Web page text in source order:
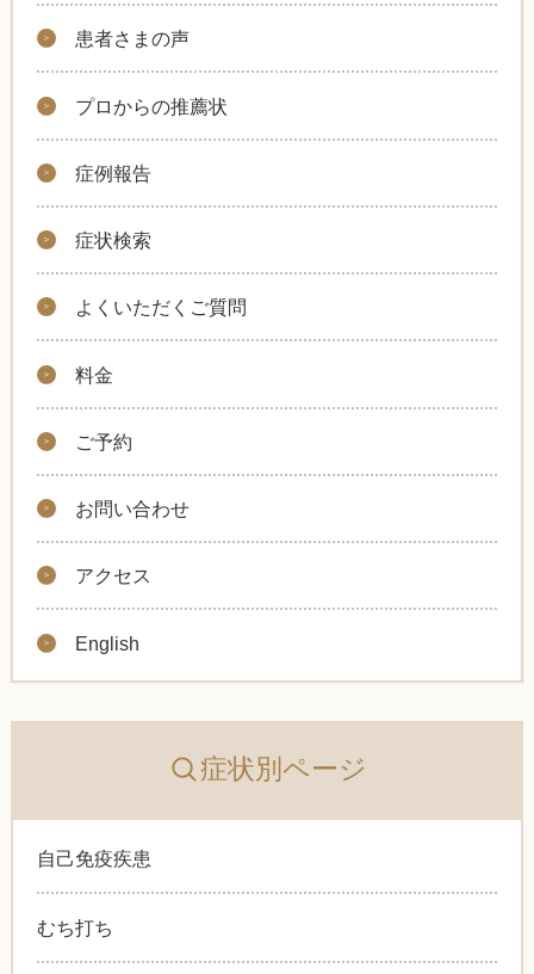
患者さまの声
プロからの推薦状
症例報告
症状検索
よくいただくご質問
料金
ご予約
お問い合わせ
アクセス
English
症状別ページ
自己免疫疾患
むち打ち